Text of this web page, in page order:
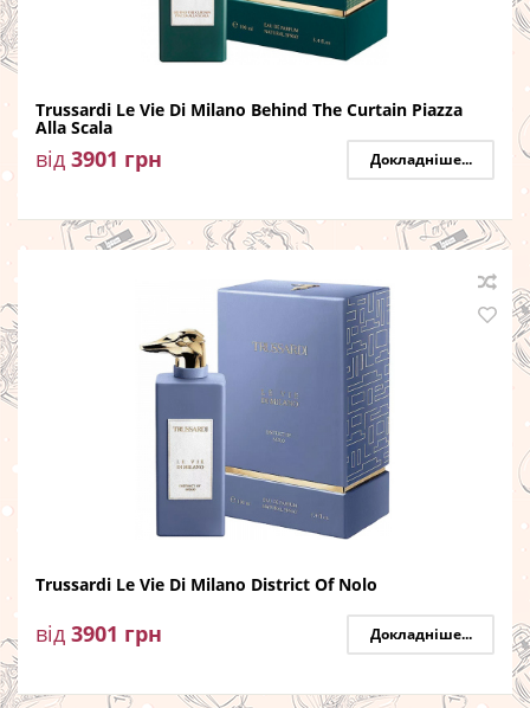
Trussardi Le Vie Di Milano Behind The Curtain Piazza
Alla Scala
від 3901 грн Докладніше...
Trussardi Le Vie Di Milano District Of Nolo
від 3901 грн Докладніше...